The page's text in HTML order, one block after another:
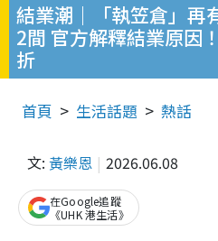
結業潮｜「執笠倉」再
2間 官方解釋結業原因
折
首頁 生活話題 熱話
文: 黃樂恩 2026.06.08
在Google追蹤
《UHK 港生活》